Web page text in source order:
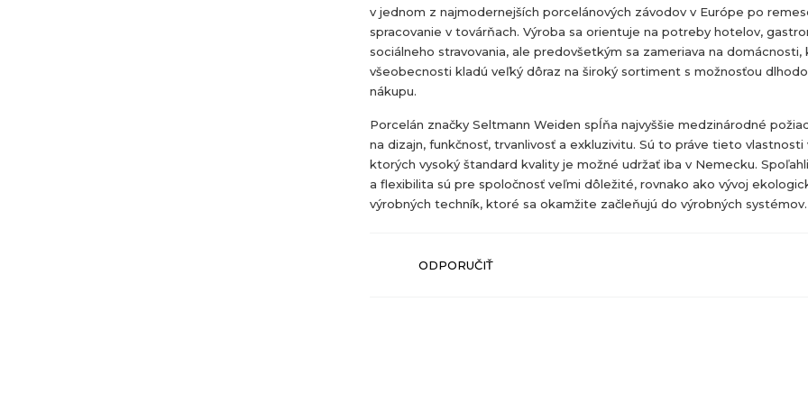
v jednom z najmodernejších porcelánových závodov v Európe po
spracovanie v továrňach. Výroba sa orientuje na potreby hotelov,
sociálneho stravovania, ale predovšetkým sa zameriava na domácnosti,
všeobecnosti kladú veľký dôraz na široký sortiment s možnosťou
nákupu.
Porcelán značky Seltmann Weiden spĺňa najvyššie medzinárodné
na dizajn, funkčnosť, trvanlivosť a exkluzivitu. Sú to práve tieto vlastnosti
ktorých vysoký štandard kvality je možné udržať iba v Nemecku.
a flexibilita sú pre spoločnosť veľmi dôležité, rovnako ako vývoj
výrobných techník, ktoré sa okamžite začleňujú do výrobných systémov.
ODPORUČIŤ